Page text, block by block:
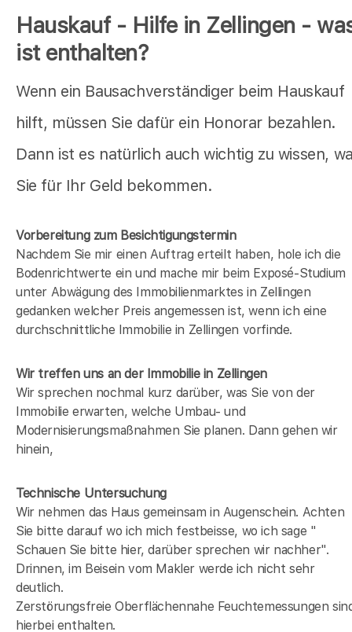
Hauskauf - Hilfe in Zellingen -
ist enthalten?
Wenn ein Bausachverständiger beim Hauskauf
hilft, müssen Sie dafür ein Honorar bezahlen.
Dann ist es natürlich auch wichtig zu wissen,
Sie für Ihr Geld bekommen.
Vorbereitung zum Besichtigungstermin
Nachdem Sie mir einen Auftrag erteilt haben, hole ich die
Bodenrichtwerte ein und mache mir beim Exposé-Studium
unter Abwägung des Immobilienmarktes in Zellingen
gedanken welcher Preis angemessen ist, wenn ich eine
durchschnittliche Immobilie in Zellingen vorfinde.
Wir treffen uns an der Immobilie in Zellingen
Wir sprechen nochmal kurz darüber, was Sie von der
Immobilie erwarten, welche Umbau- und
Modernisierungsmaßnahmen Sie planen. Dann gehen wir
hinein,
Technische Untersuchung
Wir nehmen das Haus gemeinsam in Augenschein. Achten
Sie bitte darauf wo ich mich festbeisse, wo ich sage "
Schauen Sie bitte hier, darüber sprechen wir nachher".
Drinnen, im Beisein vom Makler werde ich nicht sehr
deutlich.
Zerstörungsfreie Oberflächennahe Feuchtemessungen
hierbei enthalten.